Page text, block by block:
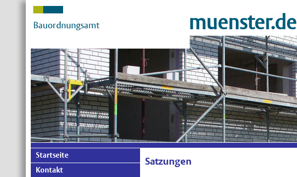
Bauordnungsamt muenster.de
Startseite
Kontakt
Satzungen